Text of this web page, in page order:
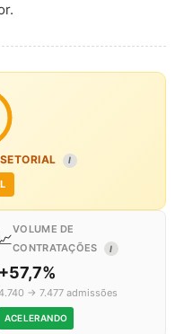
I
📈
VOLUME DE
CONTRATAÇÕES
I
+57,7%
→ 7.477 admissões
ACELERANDO